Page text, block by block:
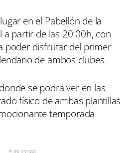
en el Pabellón de la
a partir de las 20:00h, con
poder disfrutar del primer
de ambos clubes.
se podrá ver en las
físico de ambas plantillas
temporada